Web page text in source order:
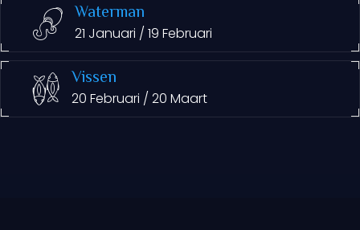
Waterman
21 Januari / 19 Februari
Vissen
20 Februari / 20 Maart